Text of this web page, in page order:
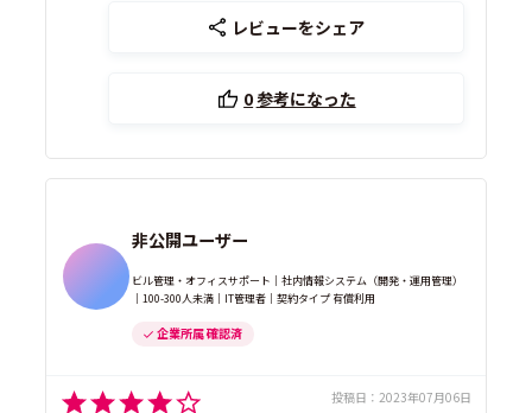
レビューをシェア
0参考になった
非公開ユーザー
ビル管理・オフィスサポート｜社内情報システム（開発・運用管理）
｜100-300人未満｜IT管理者｜契約タイプ 有償利用
企業所属 確認済
投稿日： 2023年07月06日